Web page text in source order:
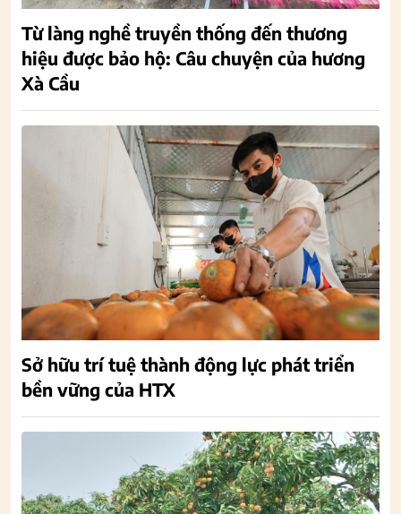
Từ làng nghề truyền thống đến thương
hiệu được bảo hộ: Câu chuyện của hương
Xà Cầu
Sở hữu trí tuệ thành động lực phát triển
bền vững của HTX